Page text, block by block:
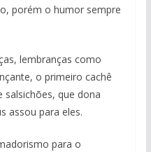
porém o humor sempre
lembranças como
o primeiro cachê
que dona
assou para eles.
para o